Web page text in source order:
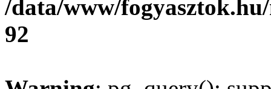
/data/www/
92